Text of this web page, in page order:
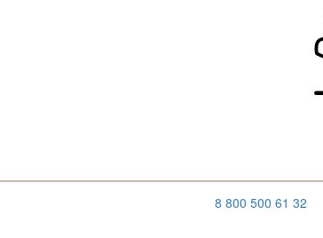
8 800 500 61 32